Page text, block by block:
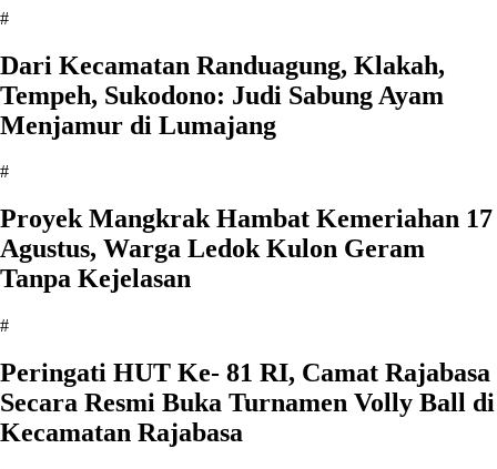
#
‎Dari Kecamatan Randuagung, Klakah,
Tempeh, Sukodono: Judi Sabung Ayam
Menjamur di Lumajang
#
‎Proyek Mangkrak Hambat Kemeriahan 17
Agustus, Warga Ledok Kulon Geram
Tanpa Kejelasan
#
Peringati HUT Ke- 81 RI, Camat Rajabasa
Secara Resmi Buka Turnamen Volly Ball di
Kecamatan Rajabasa